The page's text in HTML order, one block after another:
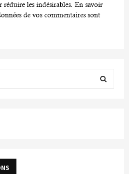
les indésirables. En savoir
de vos commentaires sont